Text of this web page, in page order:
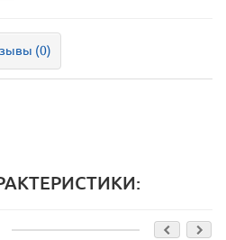
(0)